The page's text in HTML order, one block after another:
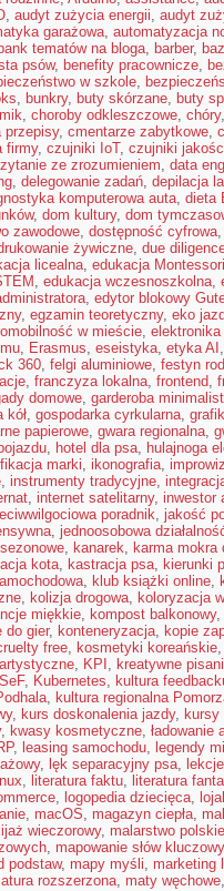
, audyt zużycia energii, audyt
garażowa, automatyzacja
bank tematów na bloga, barber,
psów, benefity pracownicze,
w szkole,
, bunkry, buty skórzane, buty
, choroby odkleszczowe, chóry
przepisy, cmentarze zabytkowe,
firmy, czujniki IoT, czujniki
ze zrozumieniem, data
, delegowanie zadań, depilacja
komputerowa auta, dieta
, dom kultury, dom
zawodowe, dostępność cyfrowa
żywiczne, due
licealna, edukacja Montessori
, edukacja wczesnoszkolna,
, edytor blokowy
, egzamin teoretyczny, eko
w mieście, elektronika
, Erasmus, eseistyka, etyka AI
360, felgi aluminiowe, festyn
, franczyza lokalna, frontend,
domowe, garderoba
kół, gospodarka cyrkularna,
papierowe, gwara regionalna,
, hotel dla psa, hulajnoga
marki, ikonografia,
, instrumenty tradycyjne,
, internet satelitarny, inwestor
poradnik, jakość
, jednoosobowa
, kanarek, karma mokra
kota, kastracja psa, kierunki
, klub książki online,
, kolizja drogowa, koloryzacja
miękkie, kompost balkonowy,
do gier, konteneryzacja, kopie
free, kosmetyki koreańskie
, KPI , kreatywne
, Kubernetes, kultura
, kultura regionalna
, kurs doskonalenia jazdy, kursy
, kwasy kosmetyczne, ładowanie
, leasing samochodu, legendy
, lęk separacyjny psa,
, literatura faktu, literatura
, logopedia dziecięca,
, macOS, magazyn ciepła,
wieczorowy, malarstwo polskie
, mapowanie słów
podstaw, mapy myśli, marketing
rozszerzona, maty węchowe